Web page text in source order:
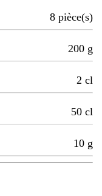
8 pièce(s)
200 g
2 cl
50 cl
10 g